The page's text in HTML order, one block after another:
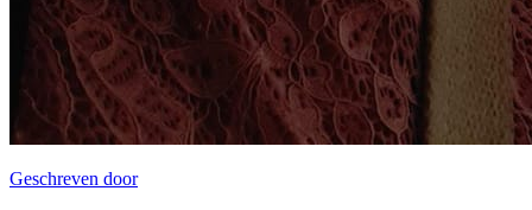
Geschreven door